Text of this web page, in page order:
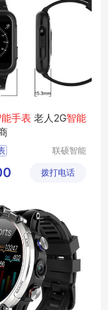
手表 老人2G智能
联硕智能
有限公司
拨打电话